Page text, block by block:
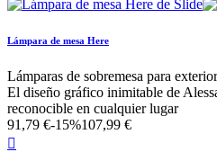
Lámpara de mesa Here
Lámparas de sobremesa para exterior
El diseño gráfico inimitable de
reconocible en cualquier lugar
91,79 €-15%107,99 €
